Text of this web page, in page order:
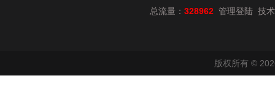
总流量： 328962 管理登陆 技
版权所有 ©